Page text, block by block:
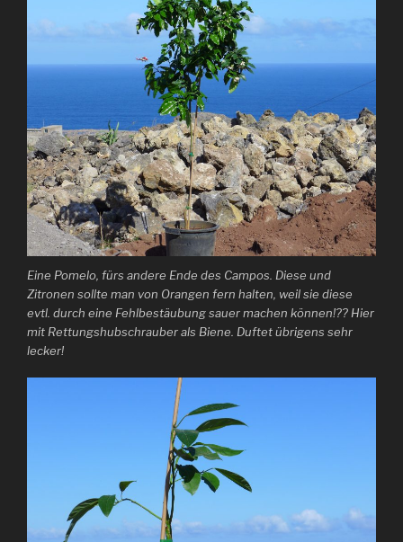
Eine Pomelo, fürs andere Ende des Campos. Diese und
Zitronen sollte man von Orangen fern halten, weil sie diese
evtl. durch eine Fehlbestäubung sauer machen können!?? Hier
mit Rettungshubschrauber als Biene. Duftet übrigens sehr
lecker!